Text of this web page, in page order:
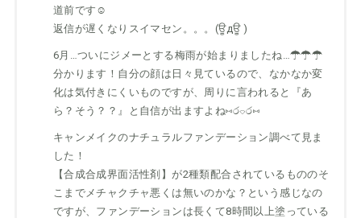
道前です☺
返信が遅くなりスイマセン。。。(ਊдਊ )
6月…ついにジメーとする梅雨が始まりましたね…☂☂☂
分かります！自分の顔は日々見ているので、なかなか変
化は気付きにくいものですが、周りに言われると『あ
ら？そう？？』と自信が出ますよね⑅ර⌔ර⑅
キャンメイクのナチュラルファンデーション調べて見ま
した！
【合成合成界面活性剤】が2種類配合されているもののそ
こまでメチャクチャ悪くは無いのかな？という感じなの
ですが、ファンデーションは長くて8時間以上塗っている